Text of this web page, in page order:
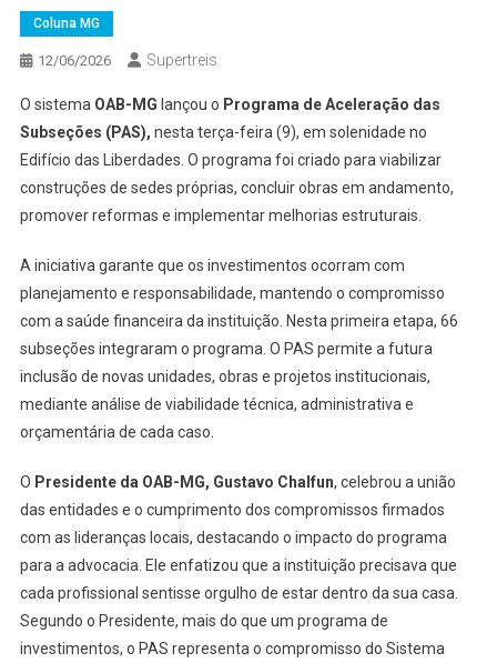
Coluna MG
12/06/2026 Supertreis
O sistema OAB-MG lançou o Programa de Aceleração das
Subseções (PAS), nesta terça-feira (9), em solenidade no
Edifício das Liberdades. O programa foi criado para viabilizar
construções de sedes próprias, concluir obras em andamento,
promover reformas e implementar melhorias estruturais.
A iniciativa garante que os investimentos ocorram com
planejamento e responsabilidade, mantendo o compromisso
com a saúde financeira da instituição. Nesta primeira etapa, 66
subseções integraram o programa. O PAS permite a futura
inclusão de novas unidades, obras e projetos institucionais,
mediante análise de viabilidade técnica, administrativa e
orçamentária de cada caso.
O Presidente da OAB-MG, Gustavo Chalfun, celebrou a união
das entidades e o cumprimento dos compromissos firmados
com as lideranças locais, destacando o impacto do programa
para a advocacia. Ele enfatizou que a instituição precisava que
cada profissional sentisse orgulho de estar dentro da sua casa.
Segundo o Presidente, mais do que um programa de
investimentos, o PAS representa o compromisso do Sistema